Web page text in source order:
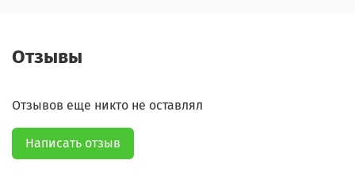
Отзывы
Отзывов еще никто не оставлял
Написать отзыв